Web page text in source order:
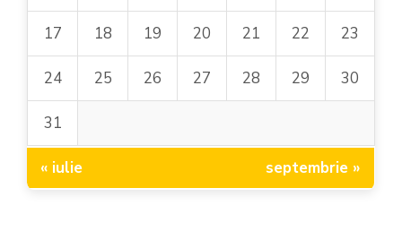
17 18 19 20 21 22 23
24 25 26 27 28 29 30
31
« iulie septembrie »